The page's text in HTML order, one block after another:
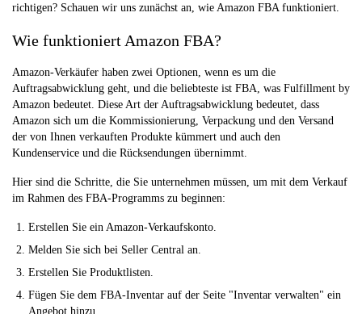
richtigen? Schauen wir uns zunächst an, wie Amazon FBA funktioniert.
Wie funktioniert Amazon FBA?
Amazon-Verkäufer haben zwei Optionen, wenn es um die
Auftragsabwicklung geht, und die beliebteste ist FBA, was Fulfillment by
Amazon bedeutet. Diese Art der Auftragsabwicklung bedeutet, dass
Amazon sich um die Kommissionierung, Verpackung und den Versand
der von Ihnen verkauften Produkte kümmert und auch den
Kundenservice und die Rücksendungen übernimmt.
Hier sind die Schritte, die Sie unternehmen müssen, um mit dem Verkauf
im Rahmen des FBA-Programms zu beginnen:
Erstellen Sie ein Amazon-Verkaufskonto.
Melden Sie sich bei Seller Central an.
Erstellen Sie Produktlisten.
Fügen Sie dem FBA-Inventar auf der Seite "Inventar verwalten" ein
Angebot hinzu.